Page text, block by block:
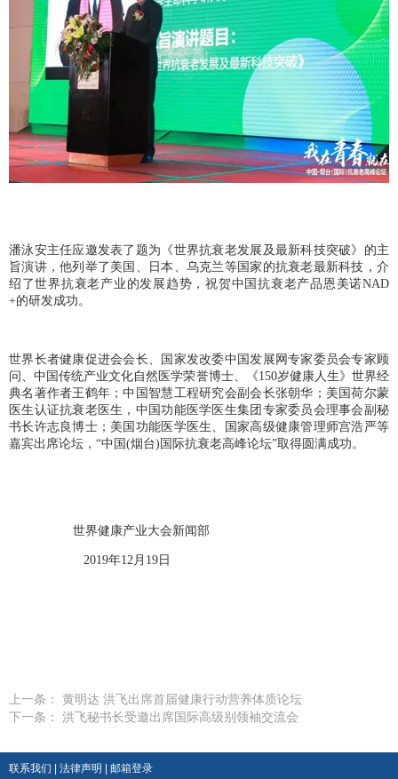
潘泳安主任应邀发表了题为《世界抗衰老发展及最新科技突破》的主
旨演讲，他列举了美国、日本、乌克兰等国家的抗衰老最新科技，介
绍了世界抗衰老产业的发展趋势，祝贺中国抗衰老产品恩美诺NAD
+的研发成功。
世界长者健康促进会会长、国家发改委中国发展网专家委员会专家顾
问、中国传统产业文化自然医学荣誉博士、《150岁健康人生》世界经
典名著作者王鹤年；中国智慧工程研究会副会长张朝华；美国荷尔蒙
医生认证抗衰老医生，中国功能医学医生集团专家委员会理事会副秘
书长许志良博士；美国功能医学医生、国家高级健康管理师宫浩严等
嘉宾出席论坛， “中国(烟台) 国际抗衰老高峰论坛”取得圆满成功。
世界健康产业大会新闻部
2019年12月19日
上一条： 黄明达 洪飞出席首届健康行动营养体质论坛
下一条： 洪飞秘书长受邀出席国际高级别领袖交流会
联系我们 | 法律声明 | 邮箱登录